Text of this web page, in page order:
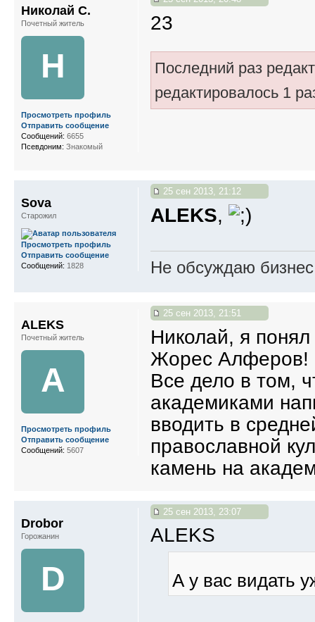
23
Последний раз
редактировалось 1
Николай С.
Почетный житель
Н
Просмотреть профиль
Отправить сообщение
Сообщений: 6655
Псевдоним: Знакомый
25 сен 2013, 21:12
ALEKS,
Не обсуждаю
Sova
Старожил
Просмотреть профиль
Отправить сообщение
Сообщений: 1828
25 сен 2013, 21:51
Николай, я
Жорес Алферов!
Все дело в том,
академиками
вводить в
православной
камень на
ALEKS
Почетный житель
A
Просмотреть профиль
Отправить сообщение
Сообщений: 5607
25 сен 2013, 23:07
ALEKS
А у вас видать
Drobor
Горожанин
D